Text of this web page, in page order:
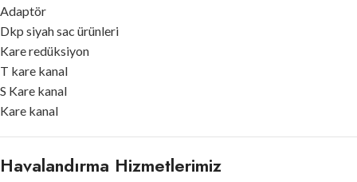
Adaptör
Dkp siyah sac ürünleri
Kare redüksiyon
T kare kanal
S Kare kanal
Kare kanal
Havalandırma Hizmetlerimiz